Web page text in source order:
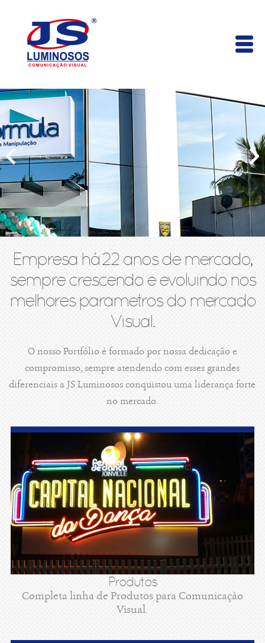
Empresa há 22 anos de mercado,
sempre crescendo e evoluindo nos
melhores parametros do mercado
Visual.
O nosso Portfólio é formado por nossa dedicação e
compromisso, sempre atendendo com esses grandes
diferenciais a JS Luminosos conquistou uma liderança forte
no mercado.
Produtos
Completa linha de Produtos para Comunicaçào
Visual.